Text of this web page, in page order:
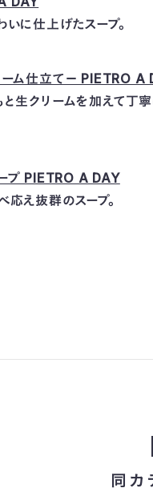
に仕上げたスープ。
ーム仕立て－ PIETRO A
生クリームを加えて丁
プ PIETRO A DAY
え抜群のスープ。
同カ